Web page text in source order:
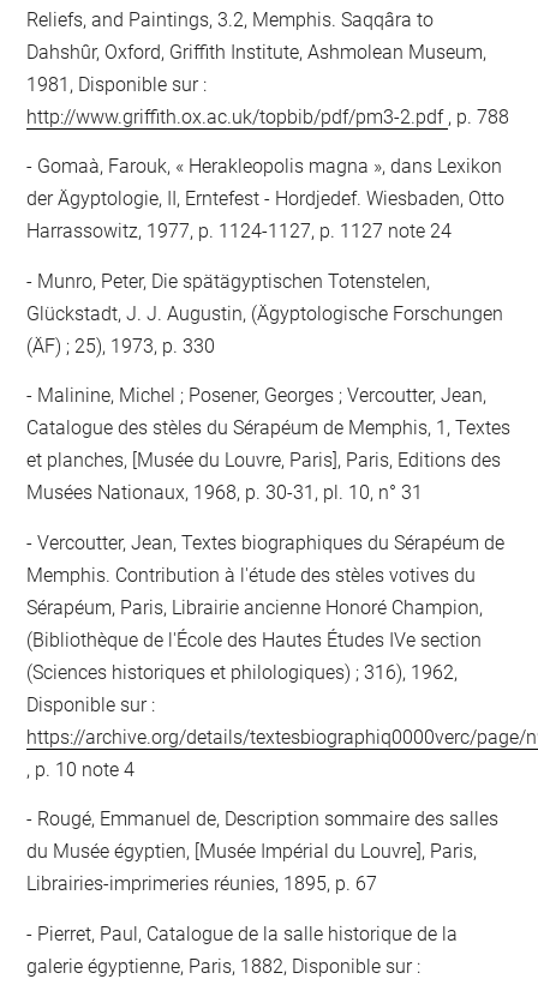
Reliefs, and Paintings, 3.2, Memphis. Saqqâra to
Dahshûr, Oxford, Griffith Institute, Ashmolean Museum,
1981, Disponible sur :
http://www.griffith.ox.ac.uk/topbib/pdf/pm3-2.pdf , p. 788
Gomaà, Farouk, « Herakleopolis magna », dans Lexikon
der Ägyptologie, II, Erntefest - Hordjedef. Wiesbaden, Otto
Harrassowitz, 1977, p. 1124-1127, p. 1127 note 24
Munro, Peter, Die spätägyptischen Totenstelen,
Glückstadt, J. J. Augustin, (Ägyptologische Forschungen
(ÄF) ; 25), 1973, p. 330
Malinine, Michel ; Posener, Georges ; Vercoutter, Jean,
Catalogue des stèles du Sérapéum de Memphis, 1, Textes
et planches, [Musée du Louvre, Paris], Paris, Editions des
Musées Nationaux, 1968, p. 30-31, pl. 10, n° 31
Vercoutter, Jean, Textes biographiques du Sérapéum de
Memphis. Contribution à l'étude des stèles votives du
Sérapéum, Paris, Librairie ancienne Honoré Champion,
(Bibliothèque de l'École des Hautes Études IVe section
(Sciences historiques et philologiques) ; 316), 1962,
Disponible sur :
https://archive.org/details/textesbiographiq0000verc/page/
, p. 10 note 4
Rougé, Emmanuel de, Description sommaire des salles
du Musée égyptien, [Musée Impérial du Louvre], Paris,
Librairies-imprimeries réunies, 1895, p. 67
Pierret, Paul, Catalogue de la salle historique de la
galerie égyptienne, Paris, 1882, Disponible sur :